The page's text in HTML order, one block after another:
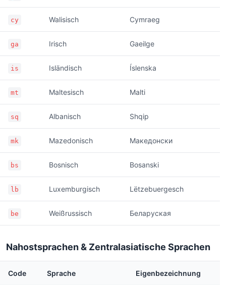
cy Walisisch Cymraeg
ga Irisch Gaeilge
is Isländisch Íslenska
mt Maltesisch Malti
sq Albanisch Shqip
mk Mazedonisch Македонски
bs Bosnisch Bosanski
lb Luxemburgisch Lëtzebuergesch
be Weißrussisch Беларуская
Nahostsprachen & Zentralasiatische Sprachen
Code Sprache Eigenbezeichnung